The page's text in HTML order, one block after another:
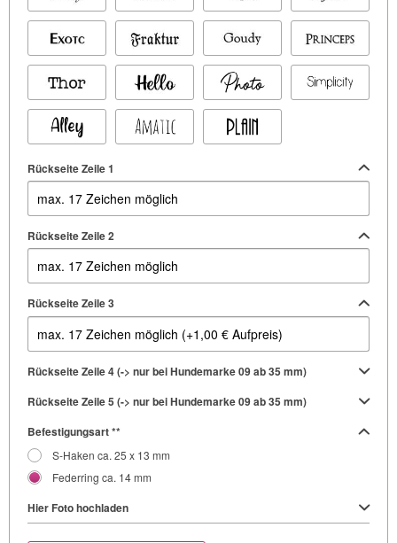
Rückseite Zeile 1
Rückseite Zeile 2
Rückseite Zeile 3
Rückseite Zeile 4 (-> nur bei Hundemarke 09 ab 35 mm)
Rückseite Zeile 5 (-> nur bei Hundemarke 09 ab 35 mm)
Befestigungsart **
S-Haken ca. 25 x 13 mm
Federring ca. 14 mm
Hier Foto hochladen